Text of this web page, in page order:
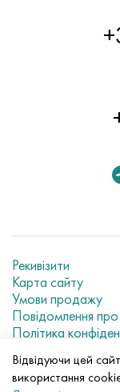
Рекивізити
Карта сайту
Умови продажу
Повідомлення про
Політика
© 2007–2026
Відвідуючи цей
використання